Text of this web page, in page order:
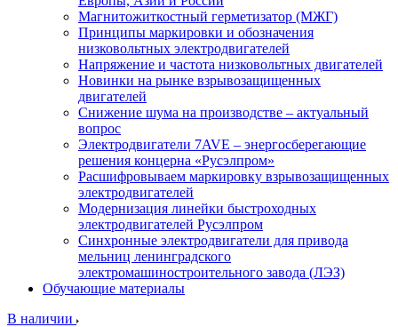
Магнитожиткостный герметизатор (МЖГ)
Принципы маркировки и обозначения
низковольтных электродвигателей
Напряжение и частота низковольтных двигателей
Новинки на рынке взрывозащищенных
двигателей
Снижение шума на производстве – актуальный
вопрос
Электродвигатели 7AVE – энергосберегающие
решения концерна «Русэлпром»
Расшифровываем маркировку взрывозащищенных
электродвигателей
Модернизация линейки быстроходных
электродвигателей Русэлпром
Синхронные электродвигатели для привода
мельниц ленинградского
электромашиностроительного завода (ЛЭЗ)
Обучающие материалы
В наличии